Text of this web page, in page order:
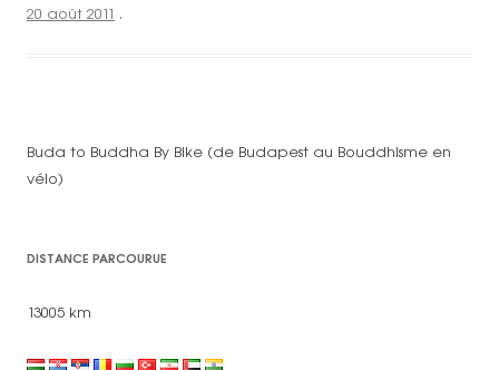
20 août 2011 .
Buda to Buddha By Bike (de Budapest au Bouddhisme en
vélo)
DISTANCE PARCOURUE
13005 km